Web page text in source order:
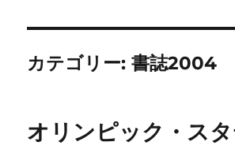
カテゴリー:書誌2004
オリンピック・ス